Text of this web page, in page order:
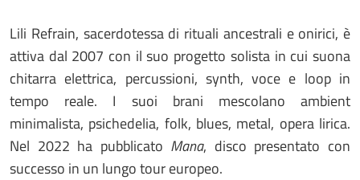
Lili Refrain, sacerdotessa di rituali ancestrali e onirici, è
attiva dal 2007 con il suo progetto solista in cui suona
chitarra elettrica, percussioni, synth, voce e loop in
tempo reale. I suoi brani mescolano ambient
minimalista, psichedelia, folk, blues, metal, opera lirica.
Nel 2022 ha pubblicato Mana, disco presentato con
successo in un lungo tour europeo.